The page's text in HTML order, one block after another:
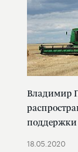
Владимир
поддержки
18.05.2020